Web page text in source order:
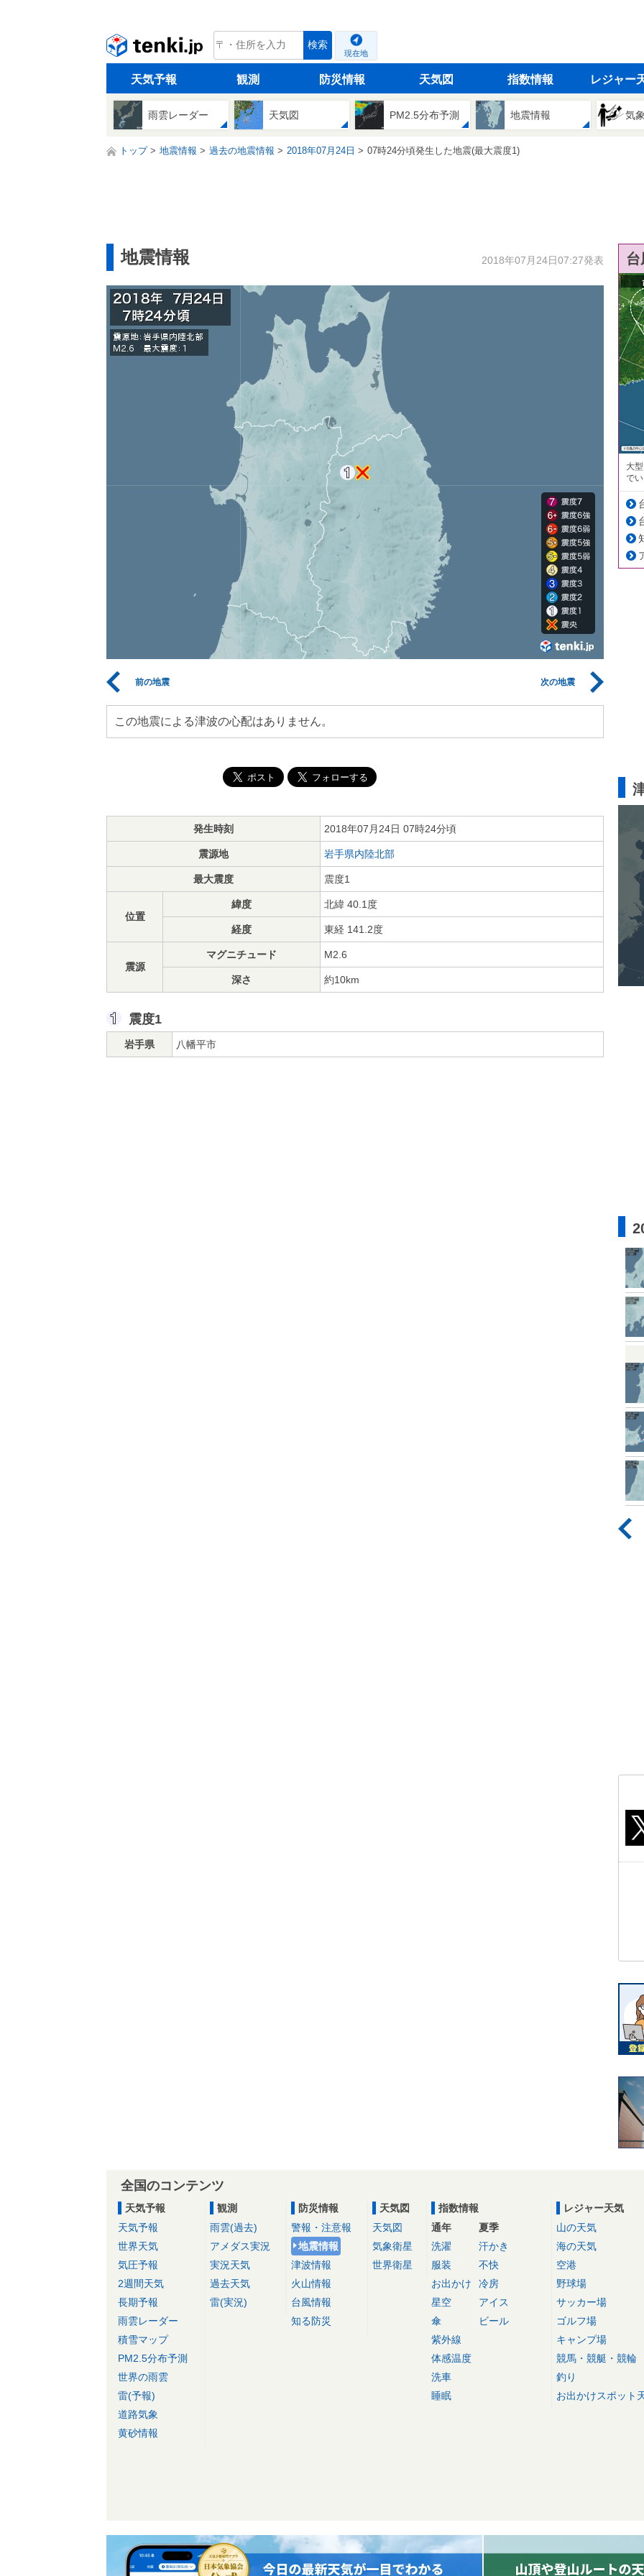
tenki.jp 検索
現在地
天気予報 観測 防災情報 天気図 指数情報 レジャー
雨雲レーダー 天気図 PM2.5分布予測 地震情報 気
トップ 地震情報 過去の地震情報 2018年07月24日 07時24分頃発生した地震(最大震度1)
地震情報 2018年07月24日07:27発表
前の地震 次の地震
この地震による津波の心配はありません。
発生時刻 2018年07月24日 07時24分頃
震源地 岩手県内陸北部
最大震度 震度1
位置
緯度 北緯 40.1度
経度 東経 141.2度
震源
マグニチュード M2.6
深さ 約10km
震度1
岩手県 八幡平市
大
で
全国のコンテンツ
天気予報
天気予報
世界天気
気圧予報
2週間天気
長期予報
雨雲レーダー
積雪マップ
PM2.5分布予測
世界の雨雲
雷(予報)
道路気象
黄砂情報
観測
雨雲(過去)
アメダス実況
実況天気
過去天気
雷(実況)
防災情報
警報・注意報
地震情報
津波情報
火山情報
台風情報
知る防災
天気図
天気図
気象衛星
世界衛星
指数情報
通年
洗濯
服装
お出かけ
星空
傘
紫外線
体感温度
洗車
睡眠
夏季
汗かき
不快
冷房
アイス
ビール
レジャー天気
山の天気
海の天気
空港
野球場
サッカー場
ゴルフ場
キャンプ場
競馬・競艇・競輪
釣り
お出かけスポット